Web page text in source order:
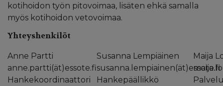
kotihoidon työn pitovoimaa, lisäten ehkä samalla
myös kotihoidon vetovoimaa.
Yhteyshenkilöt
Anne Partti
anne.partti(ät)essote.fi
Hankekoordinaattori
Susanna Lempiäinen
susanna.lempiainen(ät)essote.fi
Hankepäällikkö
Maija